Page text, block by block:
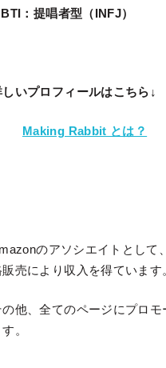
：提唱者型（INFJ）
しいプロフィールはこちら↓
Making Rabbit とは？
のアソシエイトとして
販売により収入を得ています
の他、全てのページにプロモ
。